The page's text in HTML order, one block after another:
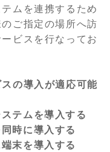
ムを連携するため
ご指定の場所へ訪
ビスを行なってお
の導入が適応可能
テムを導入する
時に導入する
末を導入する